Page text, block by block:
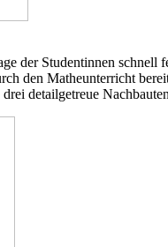
der Studentinnen
den Matheunterricht
detailgetreue